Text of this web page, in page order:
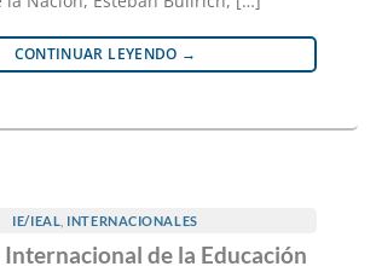
CONTINUAR LEYENDO →
IE/IEAL INTERNACIONALES
Internacional de la Educación